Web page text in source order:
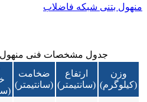
منهول بتنی شبکه فاضلاب
جدول مشخصات فنی منهول
(سانتیمتر)
ضخامت
(سانتیمتر)
ارتفاع
(سانتیمتر)
وزن
(کیلوگرم)